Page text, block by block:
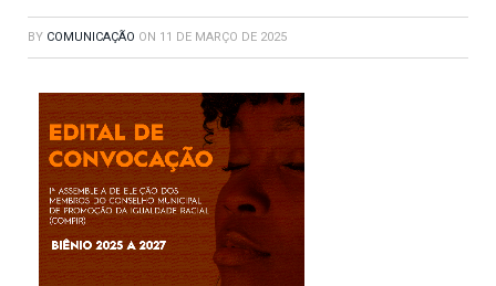
BY COMUNICAÇÃO ON 11 DE MARÇO DE 2025